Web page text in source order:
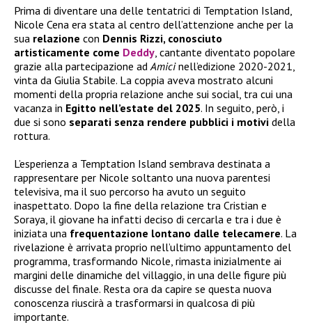
Prima di diventare una delle tentatrici di Temptation Island,
Nicole Cena era stata al centro dell’attenzione anche per la
sua relazione con Dennis Rizzi, conosciuto
artisticamente come Deddy, cantante diventato popolare
grazie alla partecipazione adAmicinell’edizione 2020-2021,
vinta da Giulia Stabile. La coppia aveva mostrato alcuni
momenti della propria relazione anche sui social, tra cui una
vacanza in Egitto nell’estate del 2025. In seguito, però, i
due si sono separati senza rendere pubblici i motivi della
rottura.
L’esperienza a Temptation Island sembrava destinata a
rappresentare per Nicole soltanto una nuova parentesi
televisiva, ma il suo percorso ha avuto un seguito
inaspettato. Dopo la fine della relazione tra Cristian e
Soraya, il giovane ha infatti deciso di cercarla e tra i due è
iniziata una frequentazione lontano dalle telecamere. La
rivelazione è arrivata proprio nell’ultimo appuntamento del
programma, trasformando Nicole, rimasta inizialmente ai
margini delle dinamiche del villaggio, in una delle figure più
discusse del finale. Resta ora da capire se questa nuova
conoscenza riuscirà a trasformarsi in qualcosa di più
importante.